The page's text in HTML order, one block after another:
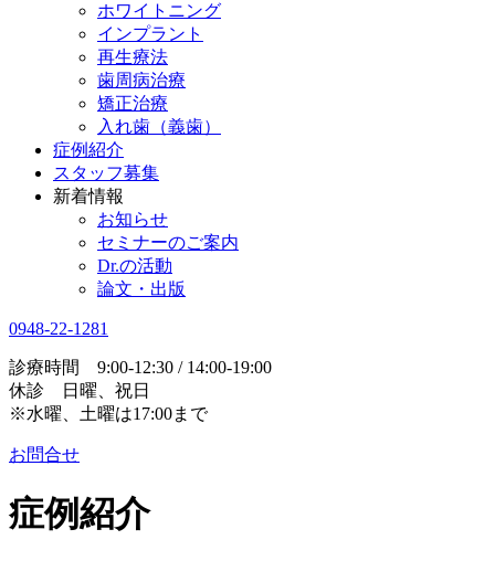
ホワイトニング
インプラント
再生療法
歯周病治療
矯正治療
入れ歯（義歯）
症例紹介
スタッフ募集
新着情報
お知らせ
セミナーのご案内
Dr.の活動
論文・出版
0948-22-1281
診療時間 9:00-12:30 / 14:00-19:00
休診 日曜、祝日
※水曜、土曜は17:00まで
お問合せ
症例紹介